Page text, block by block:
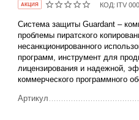
AКЦИЯ КОД: ITV
Система защиты Guardant –
проблемы пиратского
несанкционированного
программ, инструмент для
лицензирования и надежной,
коммерческого программного
Артикул